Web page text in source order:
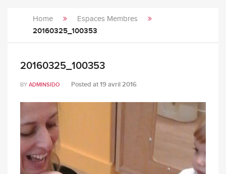
Home Espaces Membres
20160325_100353
20160325_100353
BY ADMINSIDO Posted at19 avril 2016
vidéo